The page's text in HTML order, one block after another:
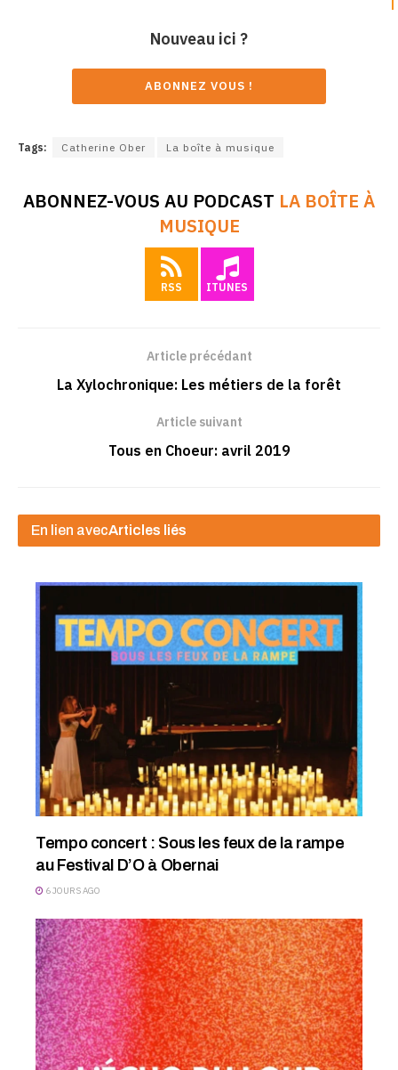
Nouveau ici ?
ABONNEZ VOUS !
Tags: Catherine Ober La boîte à musique
ABONNEZ-VOUS AU PODCAST LA BOÎTE À
MUSIQUE
RSS ITUNES
Article précédant
La Xylochronique: Les métiers de la forêt
Article suivant
Tous en Choeur: avril 2019
En lien avecArticles liés
Tempo concert : Sous les feux de la rampe
au Festival D’O à Obernai
6 JOURS AGO